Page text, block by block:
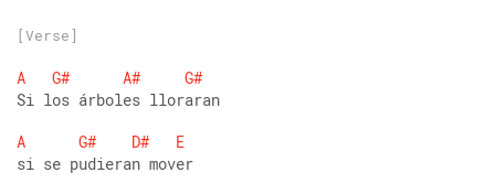
[Verse]
A G# A#
G#
Si los árboles lloraran
A
G# D#
E
si se pudieran mover